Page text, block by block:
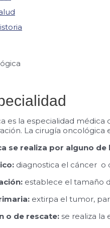
es la especialidad
La cirugía
se realiza por alguno
diagnostica el cáncer o
establece el tamaño
extirpa el tumor,
o de rescate: se realiza la